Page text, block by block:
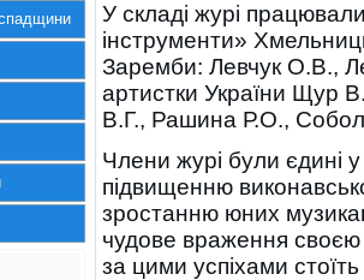
У складі журі
інструменти»
Заремби: Левчук О.В.,
артистки України Щур
В.Г., Рашина Р.О.,
Члени журі були єдині
підвищенню
зростанню юних
чудове враження
за цими успіхами